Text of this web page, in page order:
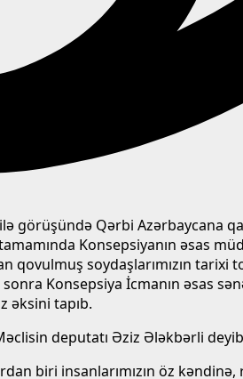
Qərbi Azərbaycana
Konsepsiyanın əsas
soydaşlarımızın tarixi
Konsepsiya İcmanın əsas
əksini tapıb.
deputatı Əziz Ələkbərli
biri insanlarımızın öz